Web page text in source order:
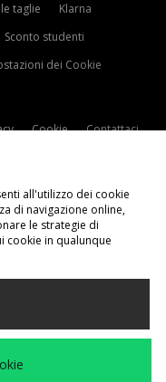
taglie
Klarna
Sconto studenti
dei Cookie
Cookie
Contattaci
pagamento
all'utilizzo dei cookie
di navigazione online,
le strategie di
cookie in qualunque